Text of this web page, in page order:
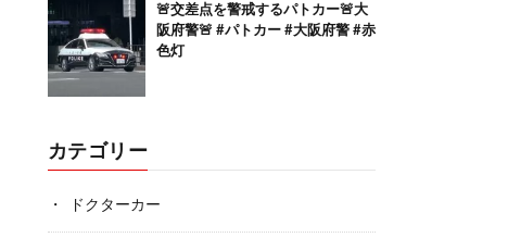
🚨交差点を警戒するパトカー🚨大
阪府警🚨 #パトカー #大阪府警 #赤
色灯
カテゴリー
ドクターカー